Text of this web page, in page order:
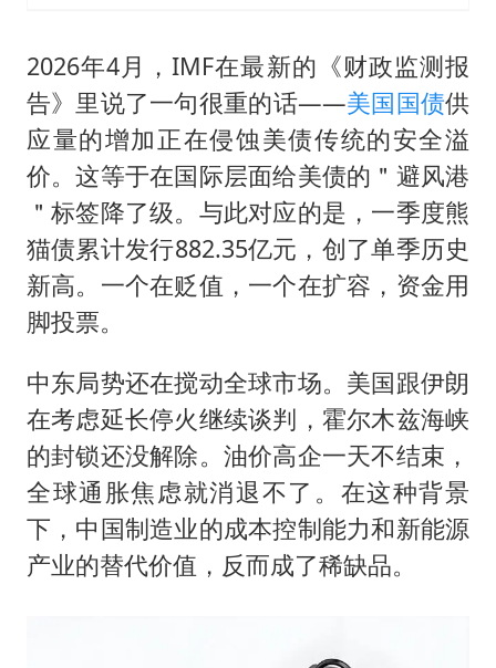
2026年4月，IMF在最新的《财政监测报
告》里说了一句很重的话——美国国债供
应量的增加正在侵蚀美债传统的安全溢
价。这等于在国际层面给美债的＂避风港
＂标签降了级。与此对应的是，一季度熊
猫债累计发行882.35亿元，创了单季历史
新高。一个在贬值，一个在扩容，资金用
脚投票。
中东局势还在搅动全球市场。美国跟伊朗
在考虑延长停火继续谈判，霍尔木兹海峡
的封锁还没解除。油价高企一天不结束，
全球通胀焦虑就消退不了。在这种背景
下，中国制造业的成本控制能力和新能源
产业的替代价值，反而成了稀缺品。